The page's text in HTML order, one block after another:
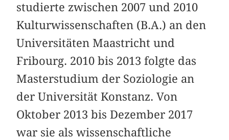
studierte zwischen 2007 und 2010
Kulturwissenschaften (B.A.) an den
Universitäten Maastricht und
Fribourg. 2010 bis 2013 folgte das
Masterstudium der Soziologie an
der Universität Konstanz. Von
Oktober 2013 bis Dezember 2017
war sie als wissenschaftliche